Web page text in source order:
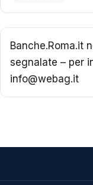
Banche.Roma.it
segnalate – per
info@webag.it